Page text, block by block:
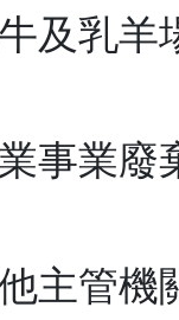
及乳羊
事業廢
主管機